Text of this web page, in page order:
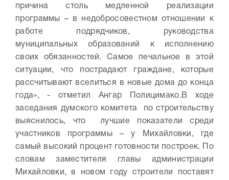
причина столь медленной реализации
программы – в недобросовестном отношении к
работе подрядчиков, руководства
муниципальных образований к исполнению
своих обязанностей. Самое печальное в этой
ситуации, что пострадают граждане, которые
рассчитывают вселиться в новые дома до конца
года», - отметил Ангар Полицимако. В ходе
заседания думского комитета по строительству
выяснилось, что лучшие показатели среди
участников программы – у Михайловки, где
самый высокий процент готовности построек. По
словам заместителя главы администрации
Михайловки, в новом году строители поставят